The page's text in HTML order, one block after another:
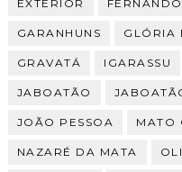
EXTERIOR
GARANHUNS GLÓRIA
GRAVATÁ IGARASSU
JABOATÃO
JOÃO PESSOA MATO
NAZARÉ DA MATA